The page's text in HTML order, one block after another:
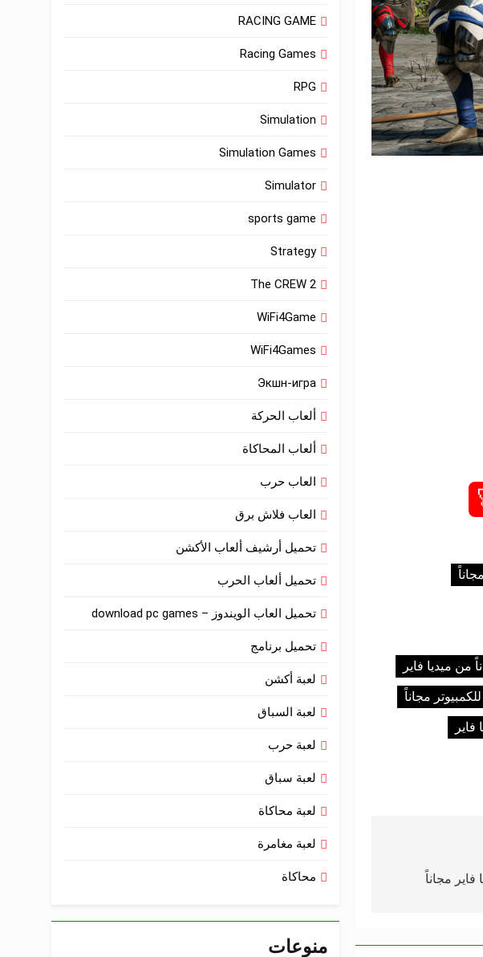
RACING GAME
Racing Games
RPG
Simulation
Simulation Games
Simulator
sports game
Strategy
The CREW 2
WiFi4Game
WiFi4Games
Экшн-игра
ألعاب الحركة
ألعاب المحاكاة
العاب حرب
العاب فلاش برق
تحميل أرشيف ألعاب الأكشن
تحميل ألعاب الحرب
تحميل العاب الويندوز – download pc games
تحميل برنامج
لعبة أكشن
لعبة السباق
لعبة حرب
لعبة سباق
لعبة محاكاة
لعبة مغامرة
محاكاة
منوعات